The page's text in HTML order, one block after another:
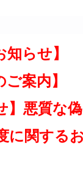
知らせ】
ご案内】
】悪質な
に関する